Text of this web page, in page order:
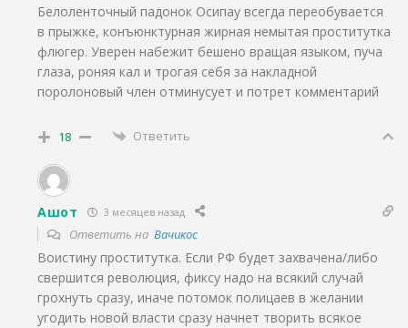
Белоленточный падонок Осипау всегда переобувается
в прыжке, конъюнктурная жирная немытая проститутка
флюгер. Уверен набежит бешено вращая языком, пуча
глаза, роняя кал и трогая себя за накладной
поролоновый член отминусует и потрет комментарий
18 Ответить
Ашот 3 месяцев назад
Ответить на Вачикос
Воистину проститутка. Если РФ будет захвачена/либо
свершится революция, фиксу надо на всякий случай
грохнуть сразу, иначе потомок полицаев в желании
угодить новой власти сразу начнет творить всякое